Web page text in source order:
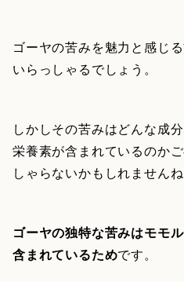
ゴーヤの苦みを魅力と感じ
いらっしゃるでしょう。
しかしその苦みはどんな成
栄養素が含まれているのか
しゃらないかもしれませんね
ゴーヤの独特な苦みはモモ
含まれているためです。